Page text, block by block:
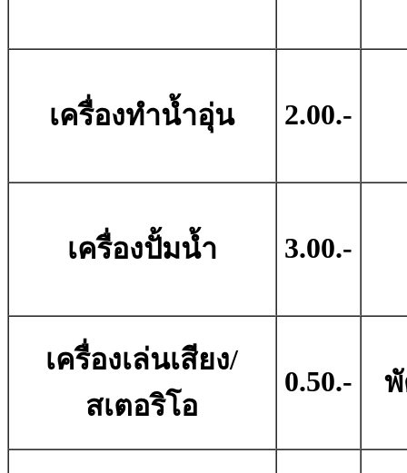
เครื่องทำน้ำอุ่น 2.00.-
เครื่องปั้มน้ำ 3.00.-
เครื่องเล่นเสียง/
สเตอริโอ
0.50.-